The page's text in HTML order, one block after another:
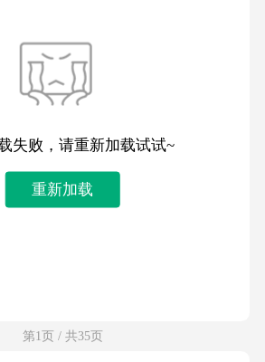
失败，请重新加载试试~
重新加载
第1页 / 共35页